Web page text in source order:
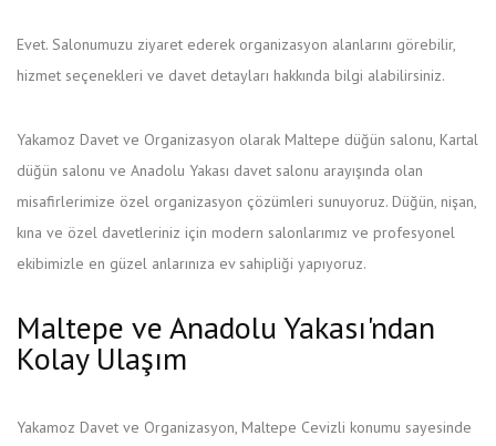
Evet. Salonumuzu ziyaret ederek organizasyon alanlarını görebilir,
hizmet seçenekleri ve davet detayları hakkında bilgi alabilirsiniz.
Yakamoz Davet ve Organizasyon olarak Maltepe düğün salonu, Kartal
düğün salonu ve Anadolu Yakası davet salonu arayışında olan
misafirlerimize özel organizasyon çözümleri sunuyoruz. Düğün, nişan,
kına ve özel davetleriniz için modern salonlarımız ve profesyonel
ekibimizle en güzel anlarınıza ev sahipliği yapıyoruz.
Maltepe ve Anadolu Yakası'ndan
Kolay Ulaşım
Yakamoz Davet ve Organizasyon, Maltepe Cevizli konumu sayesinde